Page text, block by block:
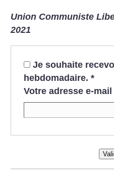
Union Communiste
2021
Je souhaite
hebdomadaire. *
Votre adresse e-mail